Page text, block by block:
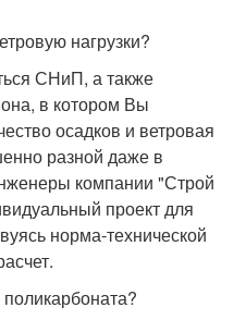
нагрузки?
СНиП, а также
в котором Вы
осадков и ветровая
разной даже в
компании "Строй
проект для
норма-технической